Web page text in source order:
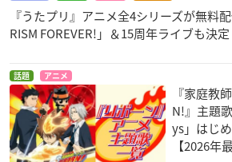
『うたプリ』アニメ全4シリーズが無料
RISM FOREVER!」＆15周年ライブも決定
話題 アニメ
『家庭教
N!』主題
ys」はじ
【2026年